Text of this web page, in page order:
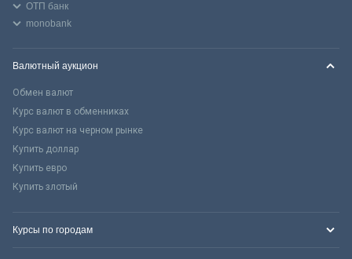
ОТП банк
monobank
Валютный аукцион
Обмен валют
Курс валют в обменниках
Курс валют на черном рынке
Купить доллар
Купить евро
Купить злотый
Курсы по городам